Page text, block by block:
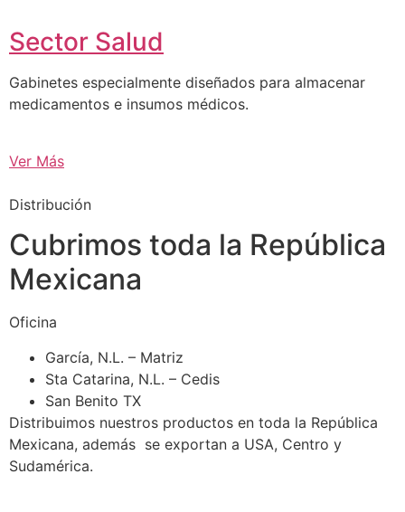
Sector Salud
Gabinetes especialmente diseñados para almacenar
medicamentos e insumos médicos.
Ver Más
Distribución
Cubrimos toda la República
Mexicana
Oficina
García, N.L. – Matriz
Sta Catarina, N.L. – Cedis
San Benito TX
Distribuimos nuestros productos en toda la República
Mexicana, además se exportan a USA, Centro y
Sudamérica.